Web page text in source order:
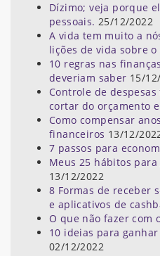
Dízimo; veja porque
pessoais. 25/12/2022
A vida tem muito a
lições de vida sobre
10 regras nas
deveriam saber 15/
Controle de
cortar do orçamento
Como compensar
financeiros 13/12/
7 passos para
Meus 25 hábitos
13/12/2022
8 Formas de receber
e aplicativos de
O que não fazer com
10 ideias para
02/12/2022